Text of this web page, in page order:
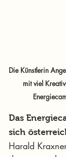
Die Künstlerin
mit viel
Das
sich
Harald